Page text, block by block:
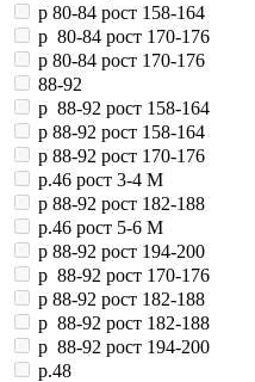
р 80-84 рост 158-164
р 80-84 рост 170-176
р 80-84 рост 170-176
88-92
р 88-92 рост 158-164
р 88-92 рост 158-164
р 88-92 рост 170-176
р.46 рост 3-4 М
р 88-92 рост 182-188
р.46 рост 5-6 М
р 88-92 рост 194-200
р 88-92 рост 170-176
р 88-92 рост 182-188
р 88-92 рост 182-188
р 88-92 рост 194-200
р.48